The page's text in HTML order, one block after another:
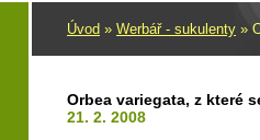
Úvod » Werbář - sukulenty »
Orbea variegata, z které
21. 2. 2008